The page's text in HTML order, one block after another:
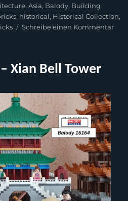
,Asia, Balody, Building
, historical, Historical Collection,
Schreibe einen Kommentarzu
Xian Bell Tower